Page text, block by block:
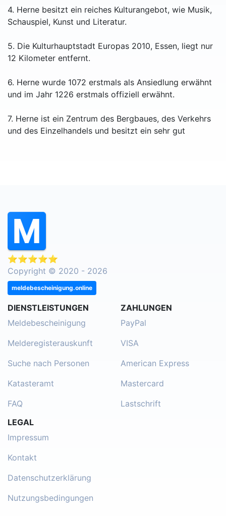
4. Herne besitzt ein reiches Kulturangebot, wie Musik,
Schauspiel, Kunst und Literatur.
5. Die Kulturhauptstadt Europas 2010, Essen, liegt nur
12 Kilometer entfernt.
6. Herne wurde 1072 erstmals als Ansiedlung erwähnt
und im Jahr 1226 erstmals offiziell erwähnt.
7. Herne ist ein Zentrum des Bergbaues, des Verkehrs
und des Einzelhandels und besitzt ein sehr gut
⭐⭐⭐⭐⭐
Copyright © 2020 - 2026
meldebescheinigung.online
DIENSTLEISTUNGEN
Meldebescheinigung
Melderegisterauskunft
Suche nach Personen
Katasteramt
FAQ
ZAHLUNGEN
PayPal
VISA
American Express
Mastercard
Lastschrift
LEGAL
Impressum
Kontakt
Datenschutzerklärung
Nutzungsbedingungen